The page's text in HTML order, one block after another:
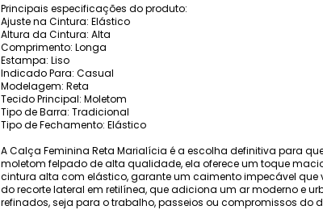
Principais especificações do produto:
Ajuste na Cintura: Elástico
Altura da Cintura: Alta
Comprimento: Longa
Estampa: Liso
Indicado Para: Casual
Modelagem: Reta
Tecido Principal: Moletom
Tipo de Barra: Tradicional
Tipo de Fechamento: Elástico
A Calça Feminina Reta Marialícia é a escolha definitiva para
moletom felpado de alta qualidade, ela oferece um toque
cintura alta com elástico, garante um caimento impecável que
do recorte lateral em retilínea, que adiciona um ar moderno e
refinados, seja para o trabalho, passeios ou compromissos do